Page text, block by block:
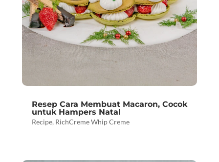
Resep Cara Membuat Macaron, Cocok
untuk Hampers Natal
Recipe, RichCreme Whip Creme